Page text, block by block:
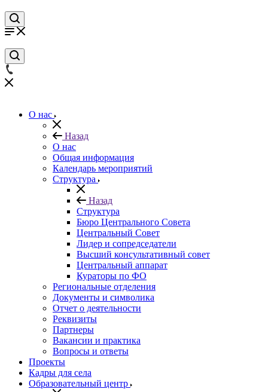
О нас
Назад
О нас
Общая информация
Календарь мероприятий
Структура
Назад
Структура
Бюро Центрального Совета
Центральный Совет
Лидер и сопредседатели
Высший консультативный совет
Центральный аппарат
Кураторы по ФО
Региональные отделения
Документы и символика
Отчет о деятельности
Реквизиты
Партнеры
Вакансии и практика
Вопросы и ответы
Проекты
Кадры для села
Образовательный центр